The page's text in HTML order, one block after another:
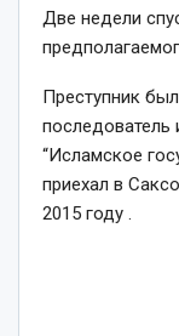
Две недели
Преступник
последователь
“Исламское
приехал в
2015 году .